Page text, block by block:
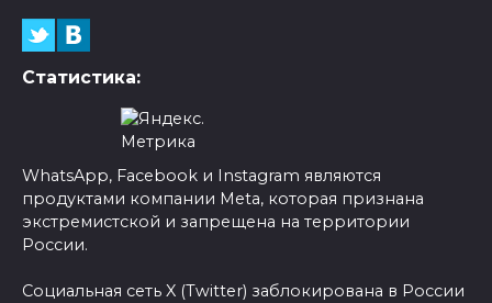
Статистика:
WhatsApp, Facebook и Instagram являются
продуктами компании Meta, которая признана
экстремистской и запрещена на территории
России.
Социальная сеть X (Twitter) заблокирована в России